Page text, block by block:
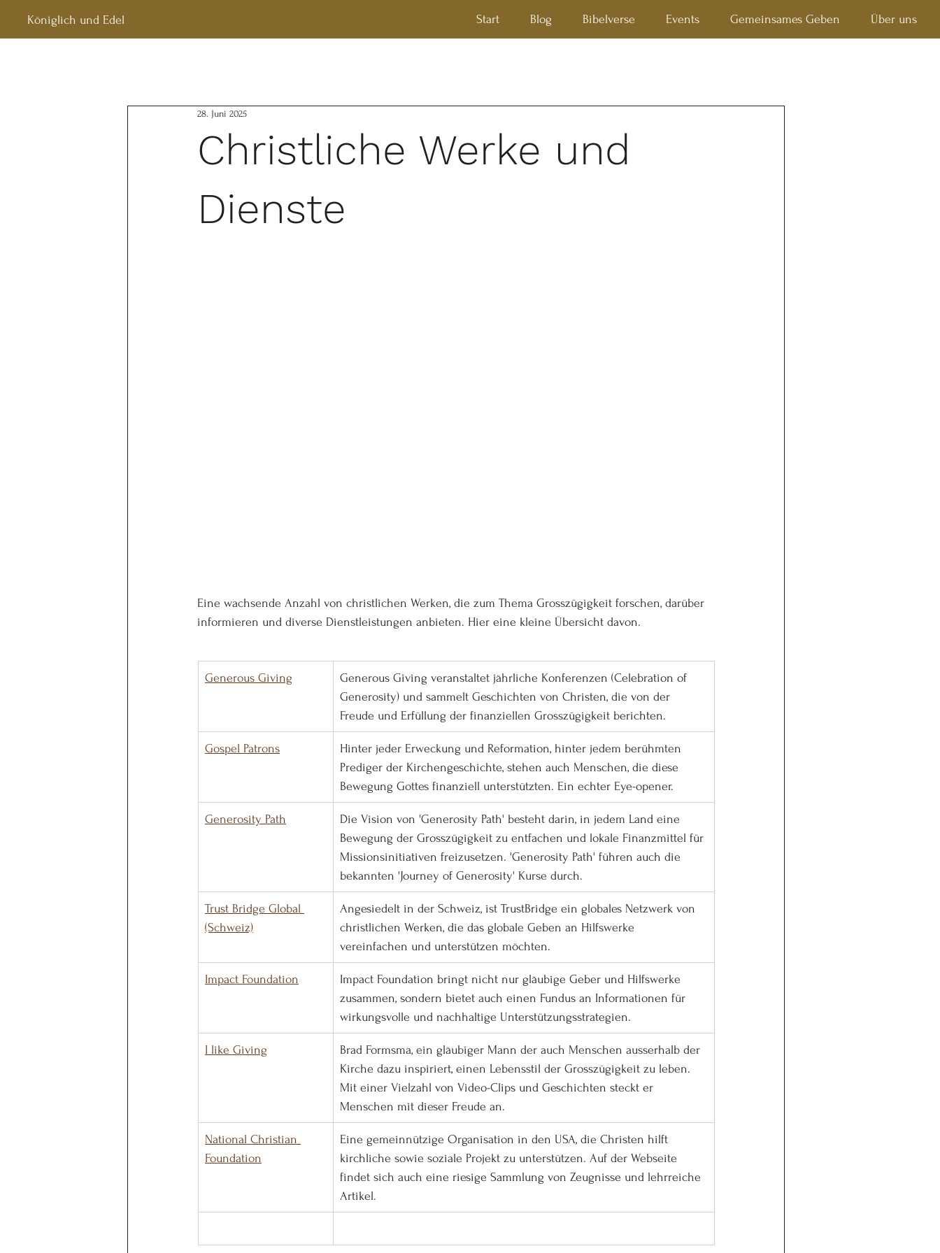
Königlich und Edel Start Blog Bibelverse Events Gemeinsames Geben Über uns
Christliche Werke und
Dienste
28. Juni 2025
Eine wachsende Anzahl von christlichen Werken, die zum Thema Grosszügigkeit forschen, darüber
informieren und diverse Dienstleistungen anbieten. Hier eine kleine Übersicht davon.
Generous Giving
Generous Giving veranstaltet jährliche Konferenzen (Celebration of
Generosity) und sammelt Geschichten von Christen, die von der
Freude und Erfüllung der finanziellen Grosszügigkeit berichten.
Gospel Patrons
Hinter jeder Erweckung und Reformation, hinter jedem berühmten
Prediger der Kirchengeschichte, stehen auch Menschen, die diese
Generosity Path
Die Vision von 'Generosity Path' besteht darin, in jedem Land eine
Bewegung der Grosszügigkeit zu entfachen und lokale Finanzmittel für
Missionsinitiativen freizusetzen. 'Generosity Path' führen auch die
bekannten 'Journey of Generosity' Kurse durch.
Trust Bridge Global
(Schweiz)
Angesiedelt in der Schweiz, ist TrustBridge ein globales Netzwerk von
christlichen Werken, die das globale Geben an Hilfswerke
vereinfachen und unterstützen möchten.
Impact Foundation
Impact Foundation bringt nicht nur gläubige Geber und Hilfswerke
zusammen, sondern bietet auch einen Fundus an Informationen für
wirkungsvolle und nachhaltige Unterstützungsstrategien.
I like Giving
Brad Formsma, ein gläubiger Mann der auch Menschen ausserhalb der
Kirche dazu inspiriert, einen Lebensstil der Grosszügigkeit zu leben.
Mit einer Vielzahl von Video-Clips und Geschichten steckt er
Menschen mit dieser Freude an.
National Christian
Foundation
Eine gemeinnützige Organisation in den USA, die Christen hilft
kirchliche sowie soziale Projekt zu unterstützen. Auf der Webseite
findet sich auch eine riesige Sammlung von Zeugnisse und lehrreiche
Artikel.